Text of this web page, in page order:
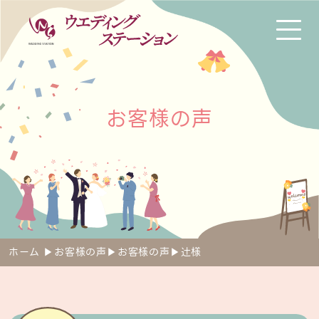
お客様の声
ホーム ▶︎ お客様の声▶︎ お客様の声▶︎ 辻様